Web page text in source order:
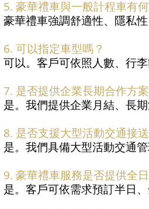
5. 豪華禮車與一般計程車有
豪華禮車強調舒適性、隱私
6. 可以指定車型嗎？
可以。客戶可依照人數、行
7. 是否提供企業長期合作方
是。我們提供企業月結、長
8. 是否支援大型活動交通接
是。我們具備大型活動交通
9. 豪華禮車服務是否提供全
是。客戶可依需求預訂半日